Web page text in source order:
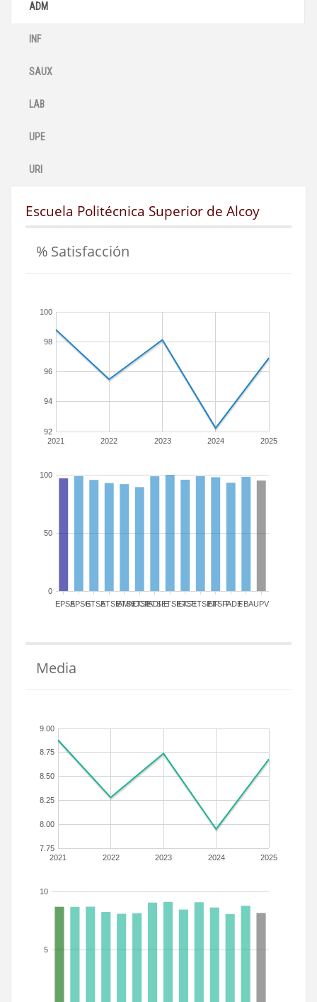
ADM
INF
SAUX
LAB
UPE
URI
Escuela Politécnica Superior de Alcoy
% Satisfacción
2021 2022 2023 2024 2025
92
94
96
98
100
EPSAEPSGETSAETSIAMN
ETSICCP
ETSIADI
ETSIEETSIGCT
ETSIIETSINFETSITFADEFBAUPV
0
50
100
Media
2021 2022 2023 2024 2025
7.75
8.00
8.25
8.50
8.75
9.00
5
10